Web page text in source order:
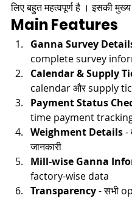
लिए बहुत महत्वपूर्ण है । इसकी
Main Features
Ganna Survey
complete survey
Calendar & Supply
calendar और supply
Payment Status
time payment
Weighment Details -
जानकारी​
Mill-wise Ganna
factory-wise data​
Transparency - सभी